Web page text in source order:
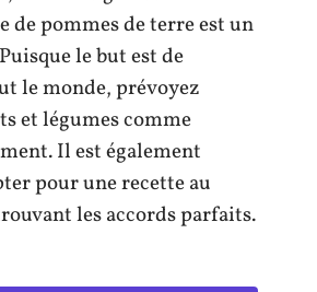
de pommes de terre est un
le but est de
le monde, prévoyez
et légumes comme
Il est également
pour une recette au
les accords parfaits.